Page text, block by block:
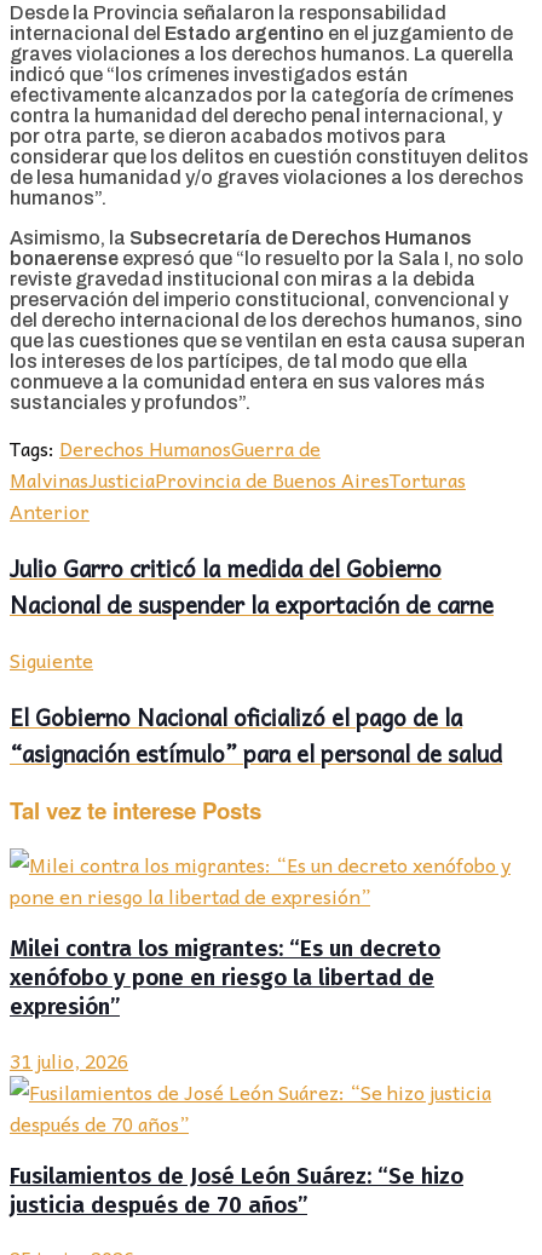
Desde la Provincia señalaron la responsabilidad
internacional del Estado argentino en el juzgamiento de
graves violaciones a los derechos humanos. La querella
indicó que “los crímenes investigados están
efectivamente alcanzados por la categoría de crímenes
contra la humanidad del derecho penal internacional, y
por otra parte, se dieron acabados motivos para
considerar que los delitos en cuestión constituyen delitos
de lesa humanidad y/o graves violaciones a los derechos
humanos”.
Asimismo, la Subsecretaría de Derechos Humanos
bonaerense expresó que “lo resuelto por la Sala I, no solo
reviste gravedad institucional con miras a la debida
preservación del imperio constitucional, convencional y
del derecho internacional de los derechos humanos, sino
que las cuestiones que se ventilan en esta causa superan
los intereses de los partícipes, de tal modo que ella
conmueve a la comunidad entera en sus valores más
sustanciales y profundos”.
Tags: Derechos HumanosGuerra de
MalvinasJusticiaProvincia de Buenos AiresTorturas
Anterior
Julio Garro criticó la medida del Gobierno
Nacional de suspender la exportación de carne
Siguiente
El Gobierno Nacional oficializó el pago de la
“asignación estímulo” para el personal de salud
Tal vez te interese Posts
Milei contra los migrantes: “Es un decreto
xenófobo y pone en riesgo la libertad de
expresión”
31 julio, 2026
Fusilamientos de José León Suárez: “Se hizo
justicia después de 70 años”